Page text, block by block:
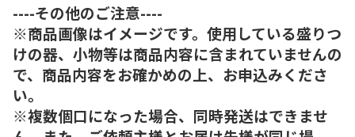
----その他のご注意----
※商品画像はイメージです。使用している盛りつ
けの器、小物等は商品内容に含まれていませんの
で、商品内容をお確かめの上、お申込みくださ
い。
※複数個口になった場合、同時発送はできませ